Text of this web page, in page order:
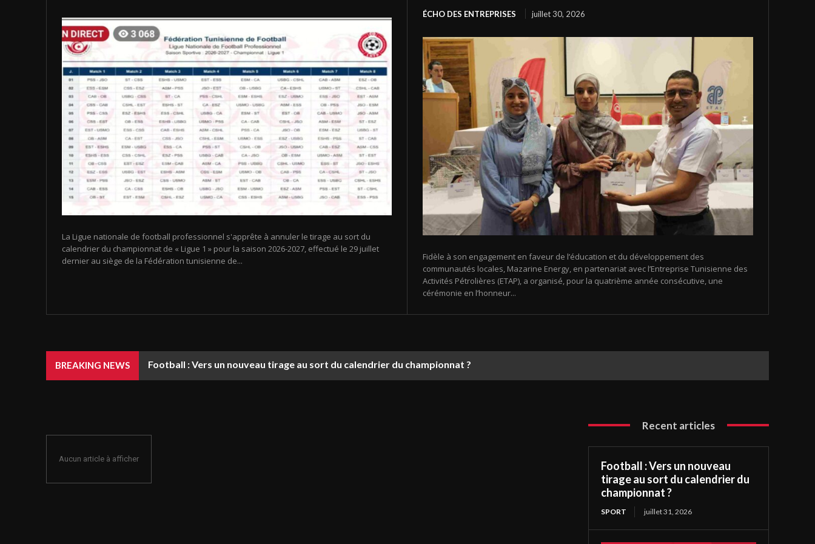
La Ligue nationale de football professionnel s'apprête à annuler le tirage au sort du
calendrier du championnat de « Ligue 1 » pour la saison 2026-2027, effectué le 29 juillet
dernier au siège de la Fédération tunisienne de...
ÉCHO DES ENTREPRISES juillet 30, 2026
Fidèle à son engagement en faveur de l’éducation et du développement des
communautés locales, Mazarine Energy, en partenariat avec l’Entreprise Tunisienne des
Activités Pétrolières (ETAP), a organisé, pour la quatrième année consécutive, une
cérémonie en l’honneur...
BREAKING NEWS Football : Vers un nouveau tirage au sort du calendrier du championnat ?
Aucun article à afficher
Recent articles
Football : Vers un nouveau
tirage au sort du calendrier du
championnat ?
SPORT juillet 31, 2026